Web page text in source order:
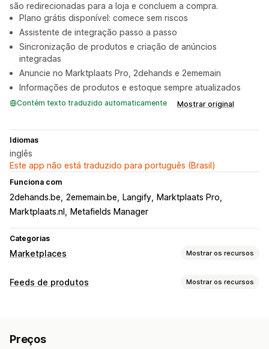
são redirecionadas para a loja e concluem a compra.
Plano grátis disponível: comece sem riscos
Assistente de integração passo a passo
Sincronização de produtos e criação de anúncios
integradas
Anuncie no Marktplaats Pro, 2dehands e 2ememain
Informações de produtos e estoque sempre atualizados
Contém texto traduzido automaticamente Mostrar original
Idiomas
inglês
Este app não está traduzido para português (Brasil)
Funciona com
2dehands.be 2ememain.be Langify
Marktplaats Pro
Marktplaats.nl
Metafields Manager
Categorias
Marketplaces Mostrar os recursos
Gerenciamento de listagem
Feeds de produtos Mostrar os recursos
Metacampos
Preços